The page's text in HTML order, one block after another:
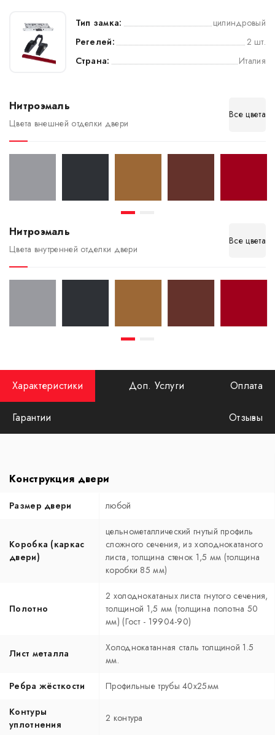
Тип замка:
цилиндровый
Регелей:
2 шт.
Страна:
Италия
Нитроэмаль
Цвета внешней отделки двери
Все цвета
Нитроэмаль
Цвета внутренней отделки двери
Все цвета
Характеристики Доп. Услуги Оплата
Гарантии Отзывы
Конструкция двери
Размер двери любой
Коробка (каркас
двери)
цельнометаллический гнутый профиль
сложного сечения, из холоднокатаного
листа, толщина стенок 1,5 мм (толщина
коробки 85 мм)
Полотно
2 холоднокатаных листа гнутого сечения,
толщиной 1,5 мм (толщина полотна 50
мм) (Гост - 19904-90)
Лист металла
Холоднокатанная сталь толщиной 1.5
мм.
Ребра жёсткости Профильные трубы 40х25мм
Контуры
уплотнения
2 контура